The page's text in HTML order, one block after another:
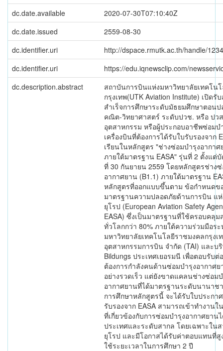
dc.date.available
2020-07-30T07:10:40Z
dc.date.issued
2559-08-30
dc.identifier.uri
http://dspace.rmutk.ac.th/handle/
dc.identifier.uri
https://edu.iqnewsclip.com/
dc.description.abstract
สถาบันการบินแห่งมหาวิทยาลัยเทคโน
กรุงเทพ(UTK Aviation Institute) เปิดรั
สำเร็จการศึกษาระดับมัธยมศึกษาตอน
คณิต-วิทยาศาสตร์ ระดับปวช. หรือ ปว
อุตสาหกรรม หรือผู้ประกอบอาชีพซ่อมบ
เครื่องบินที่ต้องการได้รับใบรับรองจาก
เรียนในหลักสูตร "ช่างซ่อมบำรุงอากาศ
ภายใต้มาตรฐาน EASA" รุ่นที่ 2 ตั้งแต่
ที่ 30 กันยายน 2559 โดยหลักสูตรช่าง
อากาศยาน (B1.1) ภายใต้มาตรฐาน
หลักสูตรที่ออกแบบขึ้นตาม ข้อกำหนดข
มาตรฐานความปลอดภัยด้านการบิน แ
ยุโรป (European Aviation Safety
EASA) ซึ่งเป็นมาตรฐานที่ใช้ครอบคลุม
ทั่วโลกกว่า 80% ภายใต้ความร่วมมือระ
มหาวิทยาลัยเทคโนโลยีราชมงคลกรุงเ
อุตสาหกรรมการบิน จำกัด (TAI) และบ
Bildungs ประเทศเยอรมนี เพื่อตอบรับต่
ต้องการกำลังคนด้านซ่อมบำรุงอากาศ
อย่างรวดเร็ว แต่ยังขาดแคลนช่างซ่อม
อากาศยานที่ได้มาตรฐานระดับนานาช
การศึกษาหลักสูตรนี้ จะได้รับใบประกา
รับรองจาก EASA สามารถเข้าทำงาน
ที่เกี่ยวข้องกับการซ่อมบำรุงอากาศยาน
ประเทศและระดับสากล โดยเฉพาะใน
ยุโรป และมีโอกาสได้รับค่าตอบแทนที่
ใช้ระยะเวลาในการศึกษา 2 ปี